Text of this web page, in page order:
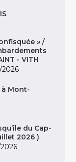
» /
- VITH
à Mont-
du Cap-
2026 )